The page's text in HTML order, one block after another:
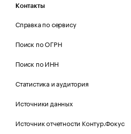
Контакты
Справка по сервису
Поиск по ОГРН
Поиск по ИНН
Статистика и аудитория
Источники данных
Источник отчетности Контур.Фокус